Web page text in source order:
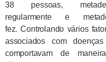
38 pessoas,
regularmente e
fez. Controlando vários
associados com
comportavam de